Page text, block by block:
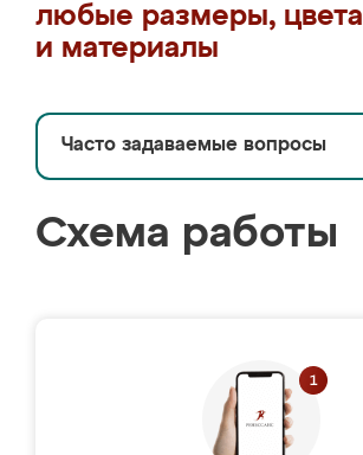
любые размеры, цвета
и материалы
Часто задаваемые вопросы
Схема работы